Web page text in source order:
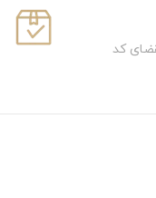
کد